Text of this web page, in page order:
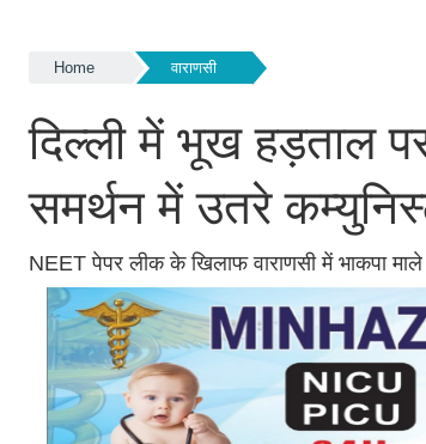
Home वाराणसी
दिल्ली में भूख हड़ताल
समर्थन में उतरे
NEET पेपर लीक के खिलाफ वाराणसी में भाकपा माले